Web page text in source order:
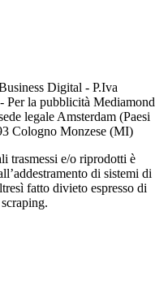
Digital - P.Iva
la pubblicità Mediamond
legale Amsterdam (Paesi
Cologno Monzese (MI)
trasmessi e/o riprodotti è
di sistemi di
fatto divieto espresso di